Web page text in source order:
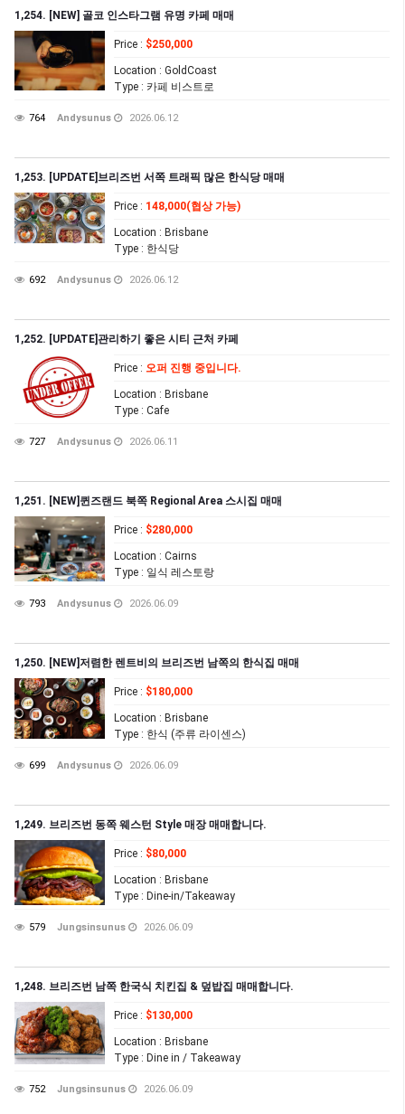
1,254. [NEW] 골코 인스타그램 유명 카페 매매
Price : $250,000
Location : GoldCoast
Type : 카페 비스트로
764 Andysunus 2026.06.12
1,253. [UPDATE]브리즈번 서쪽 트래픽 많은 한식당 매매
Price : 148,000(협상 가능)
Location : Brisbane
Type : 한식당
692 Andysunus 2026.06.12
1,252. [UPDATE]관리하기 좋은 시티 근처 카페
Price : 오퍼 진행 중입니다.
Location : Brisbane
Type : Cafe
727 Andysunus 2026.06.11
1,251. [NEW]퀸즈랜드 북쪽 Regional Area 스시집 매매
Price : $280,000
Location : Cairns
Type : 일식 레스토랑
793 Andysunus 2026.06.09
1,250. [NEW]저렴한 렌트비의 브리즈번 남쪽의 한식집 매매
Price : $180,000
Location : Brisbane
Type : 한식 (주류 라이센스)
699 Andysunus 2026.06.09
1,249. 브리즈번 동쪽 웨스턴 Style 매장 매매합니다.
Price : $80,000
Location : Brisbane
Type : Dine-in/Takeaway
579 Jungsinsunus 2026.06.09
1,248. 브리즈번 남쪽 한국식 치킨집 & 덮밥집 매매합니다.
Price : $130,000
Location : Brisbane
Type : Dine in / Takeaway
752 Jungsinsunus 2026.06.09